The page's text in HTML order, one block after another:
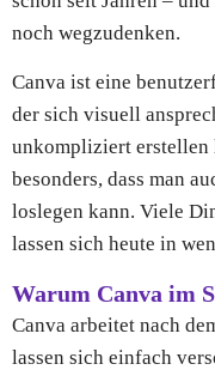
noch wegzudenken.
Canva ist eine
der sich visuell
unkompliziert erstellen
besonders, dass man
loslegen kann. Viele
lassen sich heute in
Warum Canva im
Canva arbeitet nach
lassen sich einfach